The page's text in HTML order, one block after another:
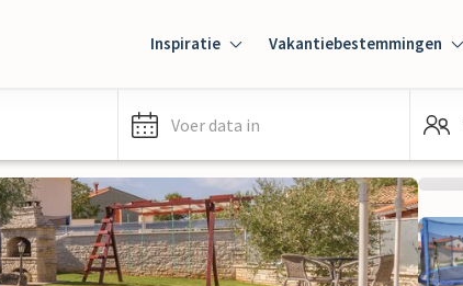
Inspiratie Vakantiebestemmingen
Voer data in